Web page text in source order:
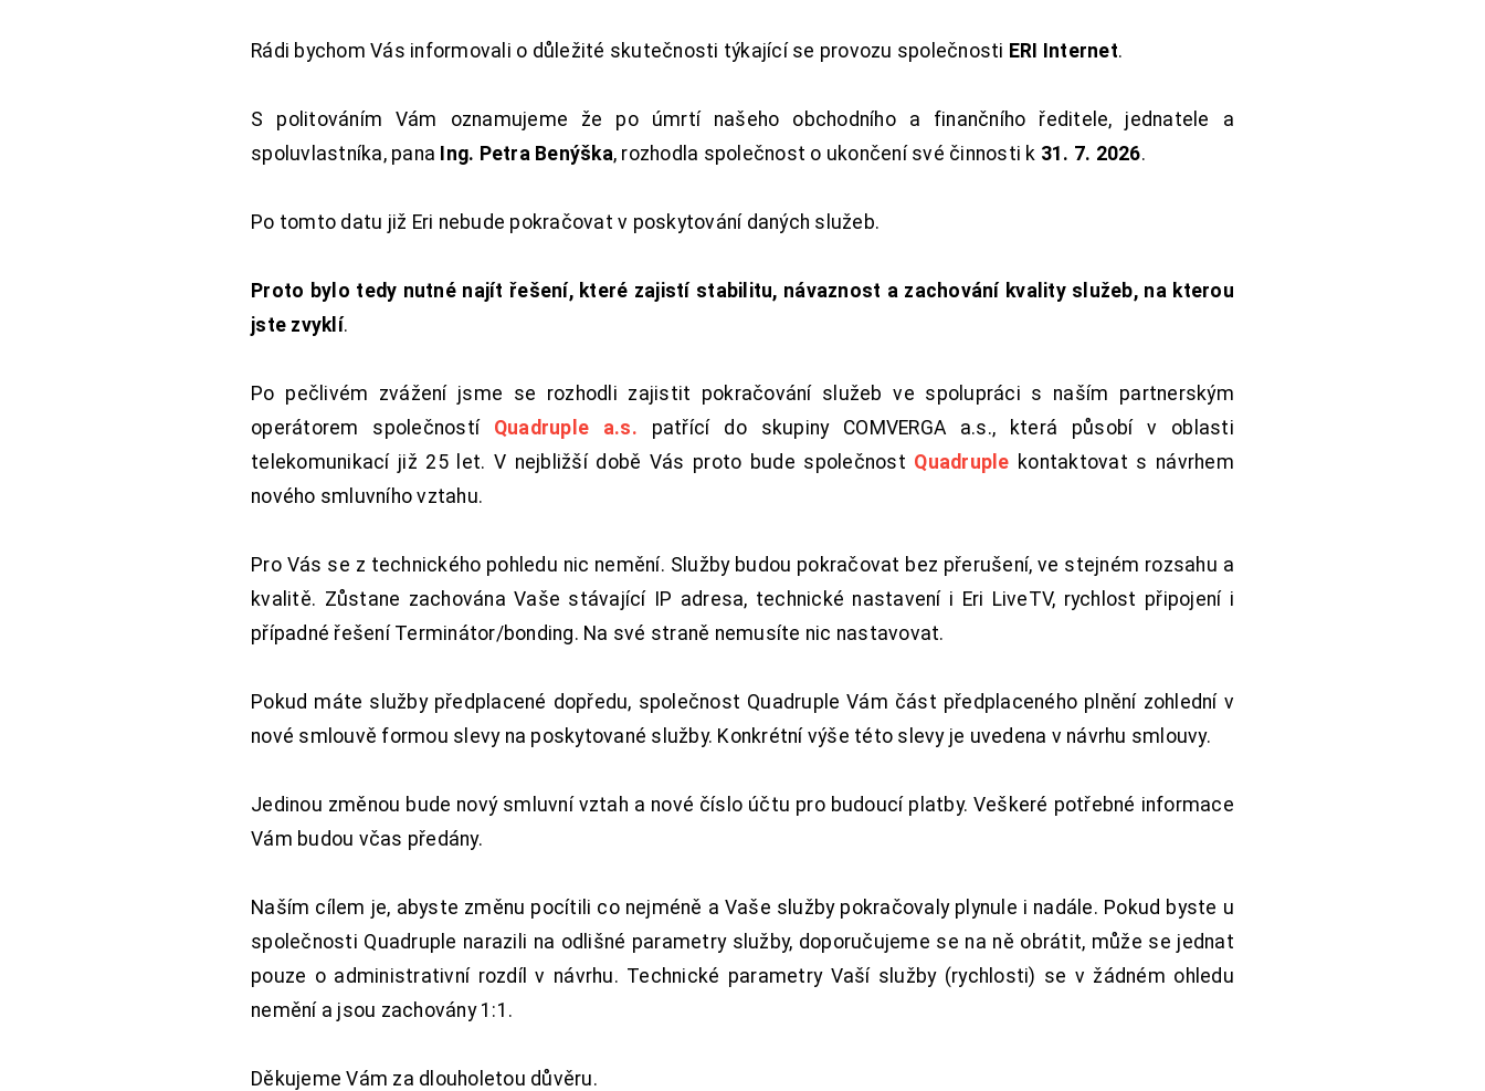
Rádi bychom Vás informovali o důležité skutečnosti týkající se provozu společnosti ERI Internet.
S politováním Vám oznamujeme že po úmrtí našeho obchodního a finančního ředitele, jednatele a
spoluvlastníka, pana Ing. Petra Benýška, rozhodla společnost o ukončení své činnosti k 31. 7. 2026.
Po tomto datu již Eri nebude pokračovat v poskytování daných služeb.
Proto bylo tedy nutné najít řešení, které zajistí stabilitu, návaznost a zachování kvality služeb, na kterou
jste zvyklí.
Po pečlivém zvážení jsme se rozhodli zajistit pokračování služeb ve spolupráci s naším partnerským
operátorem společností Quadruple a.s. patřící do skupiny COMVERGA a.s., která působí v oblasti
telekomunikací již 25 let. V nejbližší době Vás proto bude společnost Quadruple kontaktovat s návrhem
nového smluvního vztahu.
Pro Vás se z technického pohledu nic nemění. Služby budou pokračovat bez přerušení, ve stejném rozsahu a
kvalitě. Zůstane zachována Vaše stávající IP adresa, technické nastavení i Eri LiveTV, rychlost připojení i
případné řešení Terminátor/bonding. Na své straně nemusíte nic nastavovat.
Pokud máte služby předplacené dopředu, společnost Quadruple Vám část předplaceného plnění zohlední v
nové smlouvě formou slevy na poskytované služby. Konkrétní výše této slevy je uvedena v návrhu smlouvy.
Jedinou změnou bude nový smluvní vztah a nové číslo účtu pro budoucí platby. Veškeré potřebné informace
Vám budou včas předány.
Naším cílem je, abyste změnu pocítili co nejméně a Vaše služby pokračovaly plynule i nadále. Pokud byste u
společnosti Quadruple narazili na odlišné parametry služby, doporučujeme se na ně obrátit, může se jednat
pouze o administrativní rozdíl v návrhu. Technické parametry Vaší služby (rychlosti) se v žádném ohledu
nemění a jsou zachovány 1:1.
Děkujeme Vám za dlouholetou důvěru.